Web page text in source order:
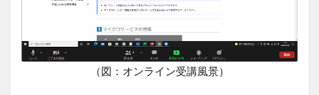
（図：オンライン受講風景）